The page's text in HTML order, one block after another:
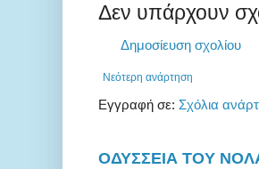
Δεν υπάρχουν
Δημοσίευση σχολίου
Νεότερη ανάρτηση
Εγγραφή σε: Σχόλια
ΟΔΥΣΣΕΙΑ ΤΟΥ